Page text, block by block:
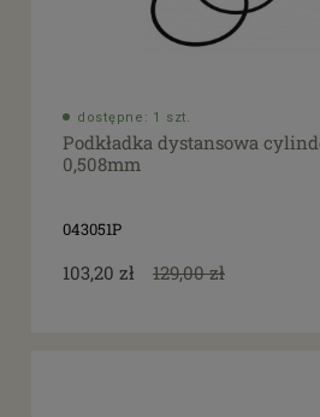
dostępne: 1 szt.
Podkładka dystansowa
0,508mm
043051P
103,20 zł 129,00 zł